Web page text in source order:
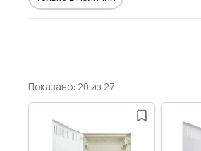
Показано: 20 из 27